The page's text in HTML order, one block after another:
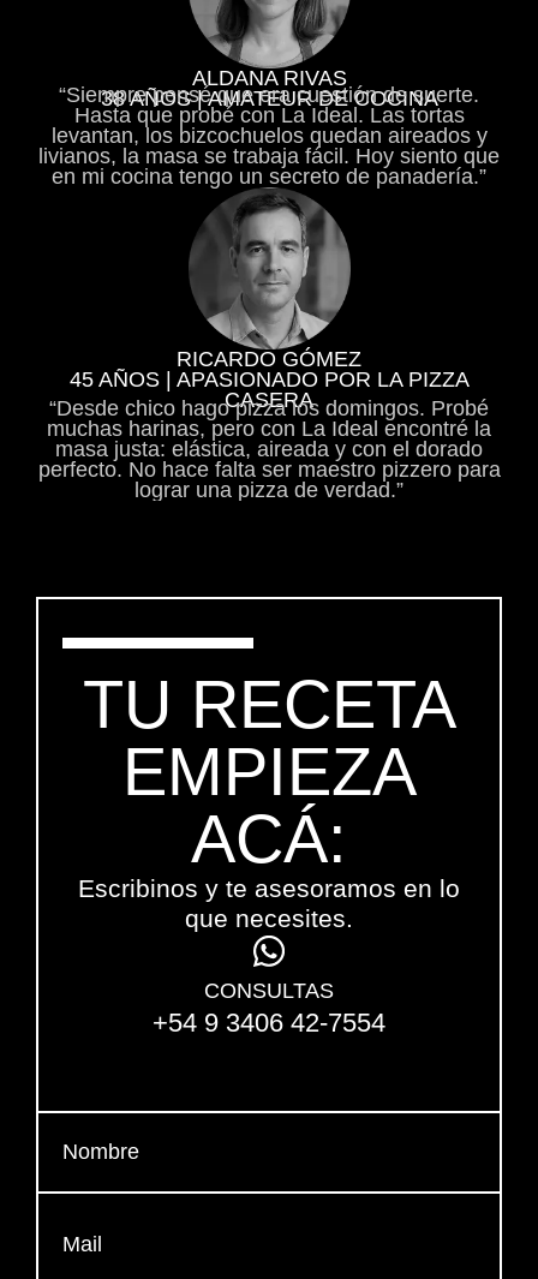
ALDANA RIVAS
38 AÑOS | AMATEUR DE COCINA
“Siempre pensé que era cuestión de suerte.
Hasta que probé con La Ideal. Las tortas
levantan, los bizcochuelos quedan aireados y
livianos, la masa se trabaja fácil. Hoy siento que
en mi cocina tengo un secreto de panadería.”
RICARDO GÓMEZ
45 AÑOS | APASIONADO POR LA PIZZA
CASERA
“Desde chico hago pizza los domingos. Probé
muchas harinas, pero con La Ideal encontré la
masa justa: elástica, aireada y con el dorado
perfecto. No hace falta ser maestro pizzero para
lograr una pizza de verdad.”
TU RECETA
EMPIEZA
ACÁ:
Escribinos y te asesoramos en lo
que necesites.
CONSULTAS
+54 9 3406 42-7554